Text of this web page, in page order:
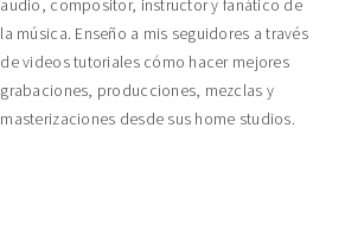
audio, compositor, instructor y fanático de
la música. Enseño a mis seguidores a través
de videos tutoriales cómo hacer mejores
grabaciones, producciones, mezclas y
masterizaciones desde sus home studios.